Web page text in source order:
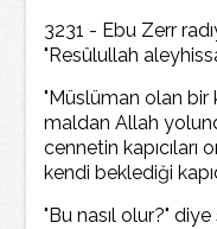
3231 - Ebu Zerr
"Resûlullah
"Müslüman olan bir
maldan Allah
cennetin kapıcıları
kendi beklediği
"Bu nasıl olur?"